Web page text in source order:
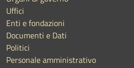
Uffici
Enti e fondazioni
Documenti e Dati
Politici
Personale amministrativo